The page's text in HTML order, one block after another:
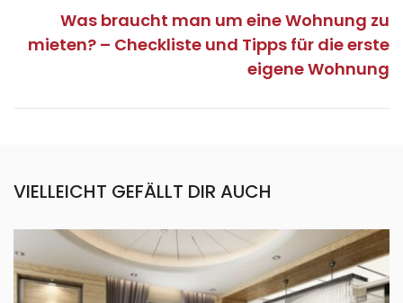
Was braucht man um eine Wohnung zu
mieten? – Checkliste und Tipps für die erste
eigene Wohnung
VIELLEICHT GEFÄLLT DIR AUCH